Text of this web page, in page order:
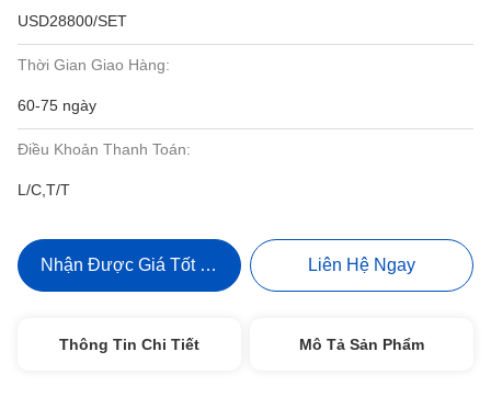
USD28800/SET
Thời Gian Giao Hàng:
60-75 ngày
Điều Khoản Thanh Toán:
L/C,T/T
Nhận Được Giá Tốt Nhất Liên Hệ Ngay
Thông Tin Chi Tiết Mô Tả Sản Phẩm